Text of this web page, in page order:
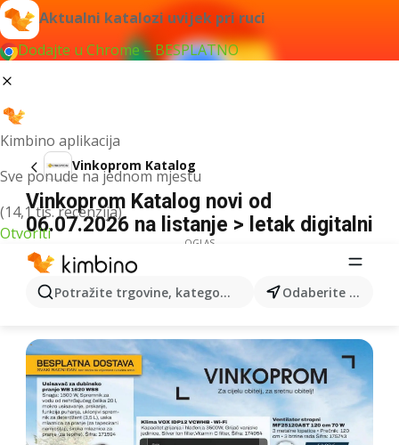
Aktualni katalozi uvijek pri ruci
Dodajte u Chrome – BESPLATNO
Kimbino aplikacija
Sve ponude na jednom mjestu
(14,1 tis. recenzija)
Otvoriti
Potražite trgovine, kategorije, proizvode... Odaberite grad
Vinkoprom Katalog
Vinkoprom Katalog novi od
06.07.2026 na listanje > letak digitalni
OGLAS